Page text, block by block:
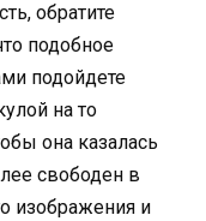
обратите
подобное
подойдете
на то
она казалась
свободен в
изображения и